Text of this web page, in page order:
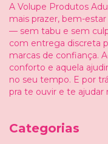
A Volupe Produtos
mais prazer, bem-
— sem tabu e sem
com entrega discreta
marcas de confiança.
conforto e aquela
no seu tempo. E por
pra te ouvir e te ajudar
Categorias